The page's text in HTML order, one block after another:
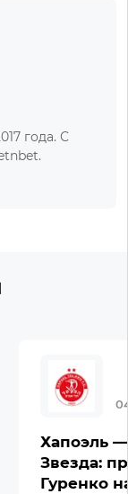
года. С
Хапоэль
Звезда:
Гуренко